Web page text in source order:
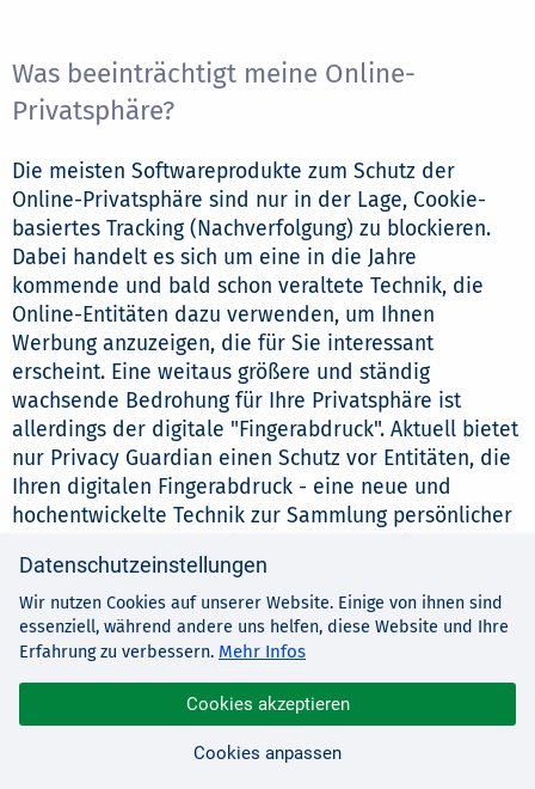
Was beeinträchtigt meine Online-
Privatsphäre?
Die meisten Softwareprodukte zum Schutz der
Online-Privatsphäre sind nur in der Lage, Cookie-
basiertes Tracking (Nachverfolgung) zu blockieren.
Dabei handelt es sich um eine in die Jahre
kommende und bald schon veraltete Technik, die
Online-Entitäten dazu verwenden, um Ihnen
Werbung anzuzeigen, die für Sie interessant
erscheint. Eine weitaus größere und ständig
wachsende Bedrohung für Ihre Privatsphäre ist
allerdings der digitale "Fingerabdruck". Aktuell bietet
nur Privacy Guardian einen Schutz vor Entitäten, die
Ihren digitalen Fingerabdruck - eine neue und
hochentwickelte Technik zur Sammlung persönlicher
gewonnen, die spezifisch für Ihren Computer sind
und sehr persönliche Details über Ihre Identität
beinhalten. Dazu gehören Informationen über:
geografische Lokation
Datenschutzeinstellungen
Wir nutzen Cookies auf unserer Website. Einige von ihnen sind
essenziell, während andere uns helfen, diese Website und Ihre
Erfahrung zu verbessern. Mehr Infos
Cookies akzeptieren
Cookies anpassen